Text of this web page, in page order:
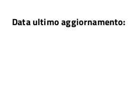
Data ultimo aggiornamento: